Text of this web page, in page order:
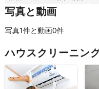
写真と動画
写真1件と動画0件
ハウスクリーニン